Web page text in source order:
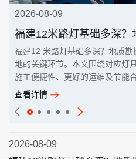
2026-08-09
福建12 米路灯基础多深？地质
地的关键环节。本文围绕对应灯
施工便捷性、更好的运维及节能
查看详情
2026-08-09